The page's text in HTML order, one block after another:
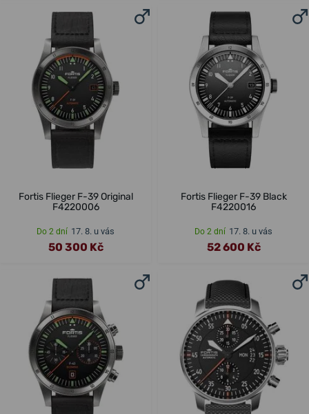
Fortis Flieger F-39 Original
F4220006
Do 2 dní 17. 8. u vás
50 300 Kč
Fortis Flieger F-39 Black
F4220016
Do 2 dní 17. 8. u vás
52 600 Kč